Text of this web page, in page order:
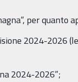
per quanto
2024-2026
2024-2026”;